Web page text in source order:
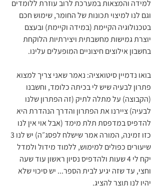
למידה והמצאות במערכת לרוב עוזרת ללומדים
וגם לנו למיצוי תכונות של החומר, שימוש חכם
בטכנולוגיה הקיימת (במידה וקיימת) ובעצם
יוצרת גמישות מחשבתית ויצירתיות הלוקחת
בחשבון אילוצים חיצוניים המופעלים עלינו.
בואו נדמיין סיטואציה: נאמר שאני צריך למצוא
פתרון לבעיה שיש לי בכיתה כלומד, וחשבנו
(הקבוצה) על מתלה לתיק (זה הפתרון שלנו
לבעיה) ציירנו את הפתרון והדרך הנהדרת היא
להדפיס במדפסת תלת מימד (אבל אוי אין לנו
שיעורים כפולים למימוש, ללמוד מידול ולמדל
יקח לי 4 שעות ולהדפיס נסיון ראשון עוד שעה
וחצי, עד שזה יגיע לבית הספר... יש סיכוי שלא
יהיו לנו תוצר להציג.